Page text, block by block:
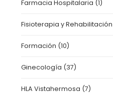
Farmacia Hospitalaria (1)
Fisioterapia y Rehabilitación
Formación (10)
Ginecología (37)
HLA Vistahermosa (7)